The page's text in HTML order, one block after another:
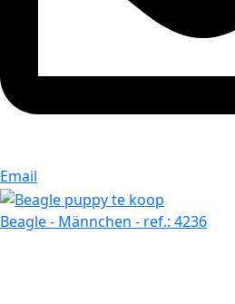
Email
Beagle - Männchen - ref.: 4236